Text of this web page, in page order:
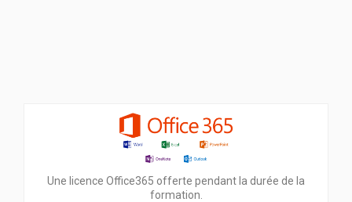
Une licence Office365 offerte pendant la durée de la
formation.